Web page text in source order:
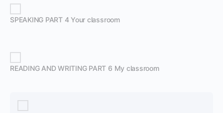
SPEAKING PART 4 Your classroom
READING AND WRITING PART 6 My classroom